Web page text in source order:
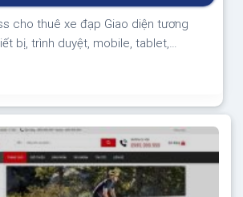
cho thuê xe đạp Giao diện tương
bị, trình duyệt, mobile, tablet,
virus,...